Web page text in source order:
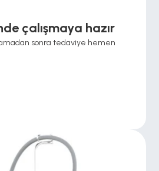
çalışmaya hazır
sonra tedaviye hemen